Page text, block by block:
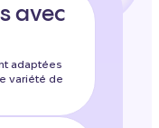
avec
adaptées
variété de